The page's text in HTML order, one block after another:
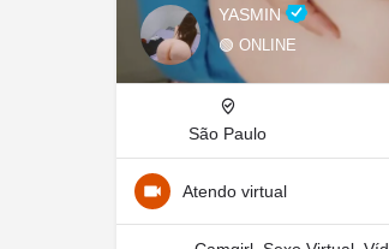
YASMIN
🟢 ONLINE
São Paulo
Atendo virtual